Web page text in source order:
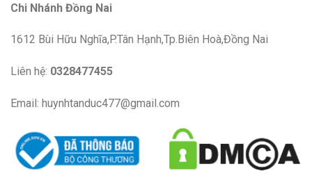
Chi Nhánh Đồng Nai
1612 Bùi Hữu Nghĩa,P.Tân Hạnh,Tp.Biên Hoà,Đồng Nai
Liên hệ: 0328477455
Email: huynhtanduc477@gmail.com